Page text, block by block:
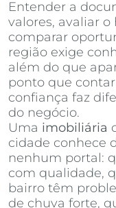
Entender a
valores, avaliar
comparar
região exige
além do que
ponto que
confiança faz
do negócio.
Uma imobiliária
cidade conhece
nenhum portal:
com qualidade,
bairro têm
de chuva forte,